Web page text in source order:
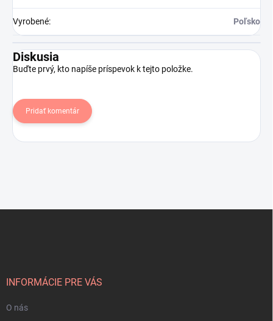
Vyrobené: Poľsko
Diskusia
Buďte prvý, kto napíše príspevok k tejto položke.
Pridať komentár
INFORMÁCIE PRE VÁS
O nás